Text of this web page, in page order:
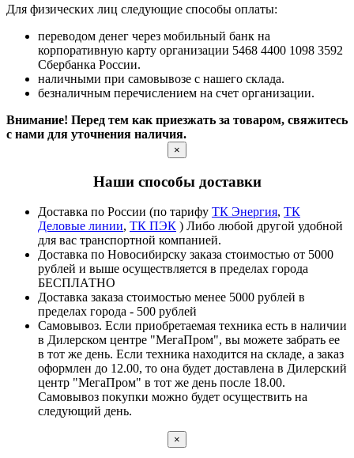
Для физических лиц следующие способы оплаты:
переводом денег через мобильный банк на
корпоративную карту организации 5468 4400 1098 3592
Сбербанка России.
наличными при самовывозе с нашего склада.
безналичным перечислением на счет организации.
Внимание! Перед тем как приезжать за товаром, свяжитесь
с нами для уточнения наличия.
×
Наши способы доставки
Доставка по России (по тарифу ТК Энергия, ТК
Деловые линии, ТК ПЭК ) Либо любой другой удобной
для вас транспортной компанией.
Доставка по Новосибирску заказа стоимостью от 5000
рублей и выше осуществляется в пределах города
БЕСПЛАТНО
Доставка заказа стоимостью менее 5000 рублей в
пределах города - 500 рублей
Самовывоз. Если приобретаемая техника есть в наличии
в Дилерском центре "МегаПром", вы можете забрать ее
в тот же день. Если техника находится на складе, а заказ
оформлен до 12.00, то она будет доставлена в Дилерский
центр "МегаПром" в тот же день после 18.00.
Самовывоз покупки можно будет осуществить на
следующий день.
×